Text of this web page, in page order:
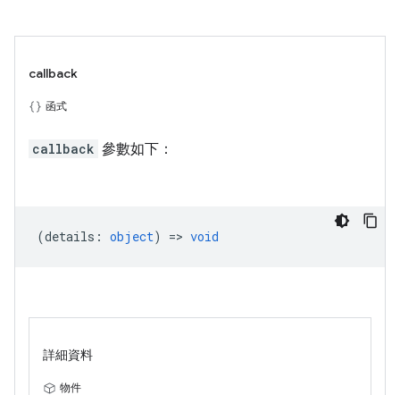
callback
函式
callback 參數如下：
(details : object) => void
詳細資料
物件